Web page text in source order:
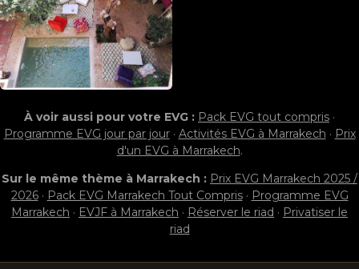
À voir aussi pour votre EVG : Pack EVG tout compris ·
Programme EVG jour par jour· Activités EVG à Marrakech · Prix
d'un EVG à Marrakech.
Sur le même thème à Marrakech : Prix EVG Marrakech 2025 /
2026· Pack EVG Marrakech Tout Compris· Programme EVG
Marrakech · EVJF à Marrakech · Réserver le riad · Privatiser le
riad